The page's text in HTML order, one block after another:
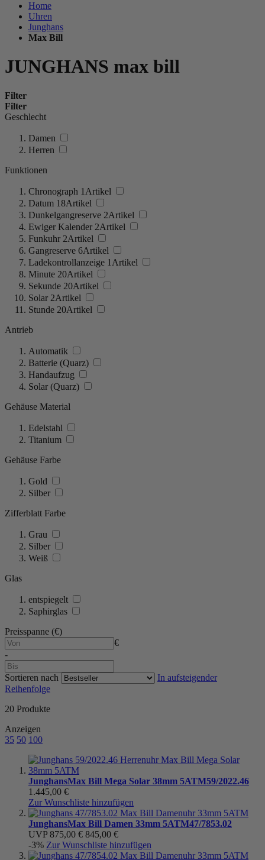
Home
Uhren
Junghans
Max Bill
JUNGHANS max bill
Filter
Filter
Geschlecht
Damen
Herren
Funktionen
Chronograph 1 Artikel
Datum 18Artikel
Dunkelgangreserve 2Artikel
Ewiger Kalender 2Artikel
Funkuhr 2Artikel
Gangreserve 6Artikel
Ladekontrollanzeige 1 Artikel
Minute 20Artikel
Sekunde 20Artikel
Solar 2Artikel
Stunde 20Artikel
Antrieb
Automatik
Batterie (Quarz)
Handaufzug
Solar (Quarz)
Gehäuse Material
Edelstahl
Titanium
Gehäuse Farbe
Gold
Silber
Zifferblatt Farbe
Grau
Silber
Weiß
Glas
entspiegelt
Saphirglas
Preisspanne (€)
€
-
Sortieren nach
In aufsteigender
Reihenfolge
20 Produkte
Anzeigen
35 50 100
JunghansMax Bill Mega Solar 38mm 5ATM59/2022.46
1.445,00 €
Zur Wunschliste hinzufügen
JunghansMax Bill Damen 33mm 5ATM47/7853.02
UVP 875,00 € 845,00 €
-3% Zur Wunschliste hinzufügen